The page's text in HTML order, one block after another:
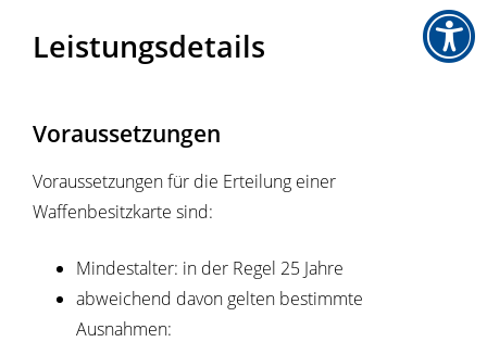
Leistungsdetails
Voraussetzungen
Voraussetzungen für die Erteilung einer
Waffenbesitzkarte sind:
Mindestalter: in der Regel 25 Jahre
abweichend davon gelten bestimmte
Ausnahmen: